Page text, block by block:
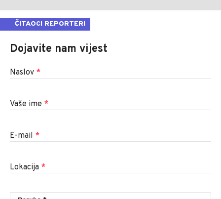
ČITAOCI REPORTERI
Dojavite nam vijest
Naslov *
Vaše ime *
E-mail *
Lokacija *